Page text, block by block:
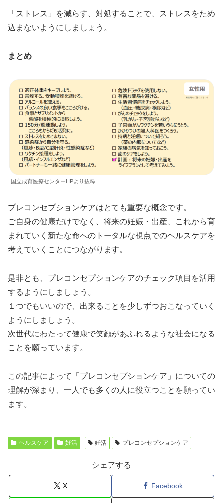
「ストレス」を減らす、対処することで、ストレスをため
込まないようにしましょう。
まとめ
国立成育医療センターHPより抜粋
プレコンセプションケアはとても重要な概念です。
ご自身の健康だけでなく、将来の妊娠・出産、これから育
まれていく新たな命へのトータルな視点でのヘルスケアを
考えていくことにつながります。
是非とも、プレコンセプションケアのチェック項目を活用
するようにしましょう。
１つでもいいので、出来ることを少しずつおこなっていく
ようにしましょう。
次世代にわたって健康で笑顔があふれるような社会になる
ことを願っています。
この記事によって「プレコンセプションケア」についての
理解が深まり、一人でも多くの人に役立つことを願ってい
ます。
ヘルスケア 妊活 妊活 プレコンセプションケア
シェアする
X Facebook